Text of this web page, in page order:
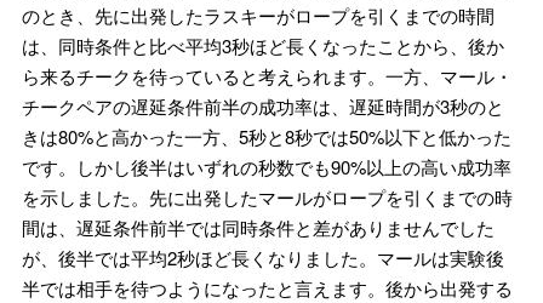
のとき、先に出発したラスキーがロープを引くまでの時間
は、同時条件と比べ平均3秒ほど長くなったことから、後か
ら来るチークを待っていると考えられます。一方、マール・
チークペアの遅延条件前半の成功率は、遅延時間が3秒のと
きは80%と高かった一方、5秒と8秒では50%以下と低かった
です。しかし後半はいずれの秒数でも90%以上の高い成功率
を示しました。先に出発したマールがロープを引くまでの時
間は、遅延条件前半では同時条件と差がありませんでした
が、後半では平均2秒ほど長くなりました。マールは実験後
半では相手を待つようになったと言えます。後から出発する